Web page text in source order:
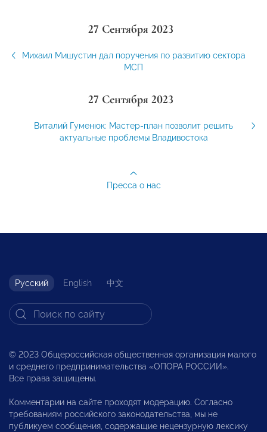
27 Сентября 2023
Михаил Мишустин дал поручения по развитию сектора
МСП
27 Сентября 2023
Виталий Гуменюк: Мастер-план позволит решить
актуальные проблемы Владивостока
Пресса о нас
Русский English 中文
© 2023 Общероссийская общественная организация малого
и среднего предпринимательства «ОПОРА РОССИИ».
Все права защищены.
Комментарии на сайте проходят модерацию. Согласно
требованиям российского законодательства, мы не
публикуем сообщения, содержащие нецензурную лексику